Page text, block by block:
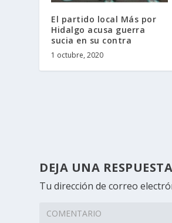
El partido local Más por
Hidalgo acusa guerra
sucia en su contra
1 octubre, 2020
DEJA UNA RESPUESTA
Tu dirección de correo